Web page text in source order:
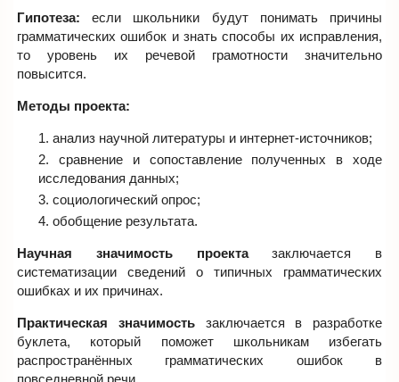
Гипотеза: если школьники будут понимать причины
грамматических ошибок и знать способы их исправления,
то уровень их речевой грамотности значительно
повысится.
Методы проекта:
анализ научной литературы и интернет-источников;
сравнение и сопоставление полученных в ходе
исследования данных;
социологический опрос;
обобщение результата.
Научная значимость проектазаключается в
систематизации сведений о типичных грамматических
ошибках и их причинах.
Практическая значимостьзаключается в разработке
буклета, который поможет школьникам избегать
распространённых грамматических ошибок в
повседневной речи.